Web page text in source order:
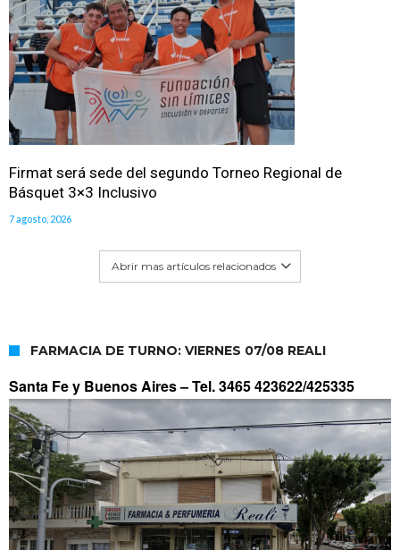
Firmat será sede del segundo Torneo Regional de
Básquet 3×3 Inclusivo
7 agosto, 2026
Abrir mas artículos relacionados
FARMACIA DE TURNO: VIERNES 07/08 REALI
Santa Fe y Buenos Aires –Tel. 3465 423622/425335